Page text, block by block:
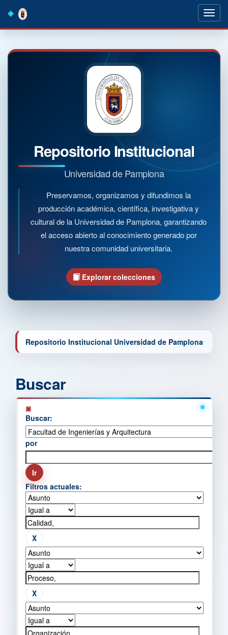
navigation
Repositorio Institucional
Universidad de Pamplona
Preservamos, organizamos y difundimos la
producción académica, científica, investigativa y
cultural de la Universidad de Pamplona, garantizando
el acceso abierto al conocimiento generado por
nuestra comunidad universitaria.
Explorar colecciones
Repositorio Institucional Universidad de Pamplona
Buscar
Buscar:
por
Filtros actuales: